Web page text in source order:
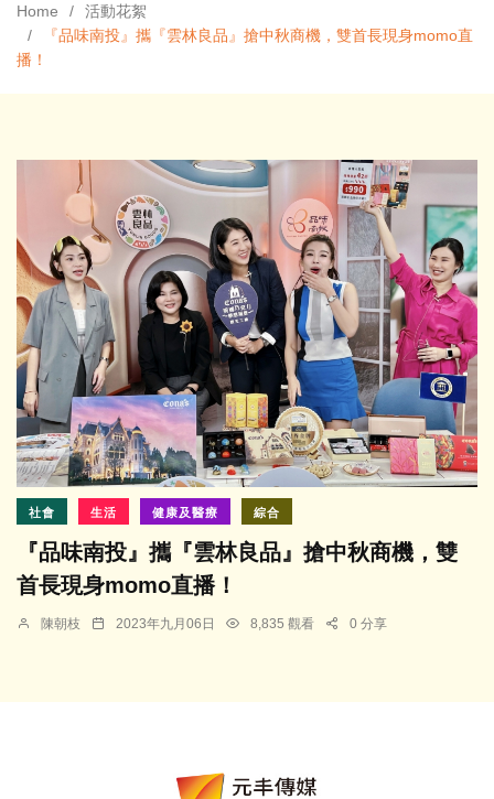
Home
活動花絮
『品味南投』攜『雲林良品』搶中秋商機，雙首長現身momo直
播！
社會 生活 健康及醫療 綜合
『品味南投』攜『雲林良品』搶中秋商機，雙
首長現身momo直播！
陳朝枝 2023年九月06日 8,835 觀看 0 分享